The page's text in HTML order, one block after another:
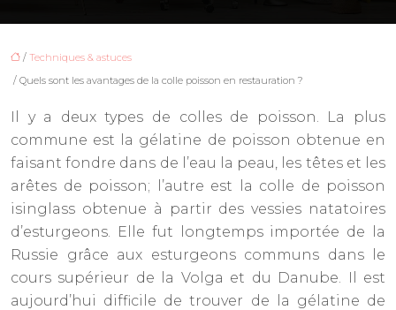
/ Techniques & astuces
/ Quels sont les avantages de la colle poisson en restauration ?
Il y a deux types de colles de poisson. La plus
commune est la gélatine de poisson obtenue en
faisant fondre dans de l’eau la peau, les têtes et les
arêtes de poisson; l’autre est la colle de poisson
isinglass obtenue à partir des vessies natatoires
d’esturgeons. Elle fut longtemps importée de la
Russie grâce aux esturgeons communs dans le
cours supérieur de la Volga et du Danube. Il est
aujourd’hui difficile de trouver de la gélatine de